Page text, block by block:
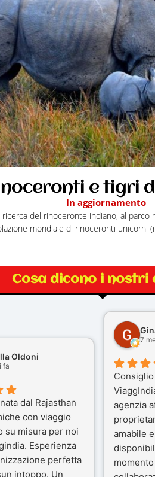
e tigri
In aggiornamento
del rinoceronte indiano, al parco
mondiale di rinoceronti unicorni
Cosa dicono i nostri
Oldoni
fa
dal Rajasthan
con viaggio
su misura per noi
Esperienza
perfetta
intoppo. Un
7
agenzia
amabile